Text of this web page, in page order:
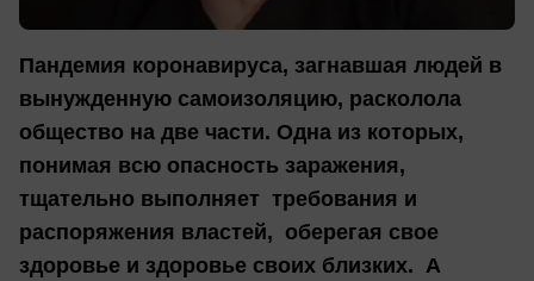
Пандемия коронавируса, загнавшая людей в
вынужденную самоизоляцию, расколола
общество на две части. Одна из которых,
понимая всю опасность заражения,
тщательно выполняет требования и
распоряжения властей, оберегая свое
здоровье и здоровье своих близких. А